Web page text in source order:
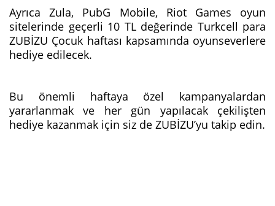
Ayrıca Zula, PubG Mobile, Riot Games oyun
sitelerinde geçerli 10 TL değerinde Turkcell para
ZUBİZU Çocuk haftası kapsamında oyunseverlere
hediye edilecek.
Bu önemli haftaya özel kampanyalardan
yararlanmak ve her gün yapılacak çekilişten
hediye kazanmak için siz de ZUBİZU’yu takip edin.